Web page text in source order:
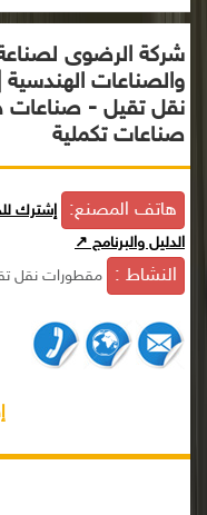
شركة الرضوى
والصناعات
نقل تقيل - صناعات
صناعات تكملية
هاتف المصنع: إشترك
الدليل والبرنامج ↗
النشاط : مقطورات نقل